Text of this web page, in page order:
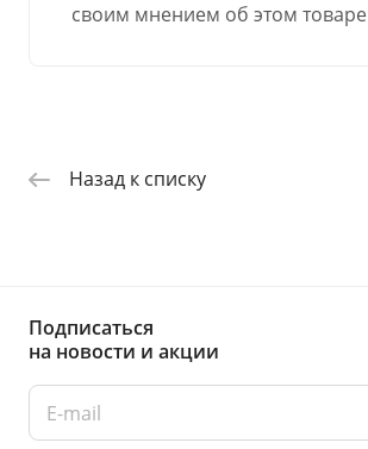
своим мнением об этом товаре
Назад к списку
Подписаться
на новости и акции